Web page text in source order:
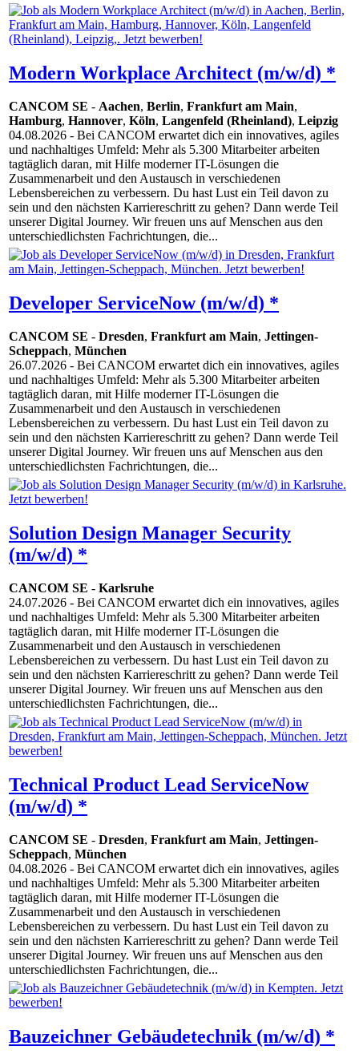
Modern Workplace Architect (m/w/d) *
CANCOM SE - Aachen, Berlin, Frankfurt am Main,
Hamburg, Hannover, Köln, Langenfeld (Rheinland), Leipzig
04.08.2026 - Bei CANCOM erwartet dich ein innovatives, agiles
und nachhaltiges Umfeld: Mehr als 5.300 Mitarbeiter arbeiten
tagtäglich daran, mit Hilfe moderner IT-Lösungen die
Zusammenarbeit und den Austausch in verschiedenen
Lebensbereichen zu verbessern. Du hast Lust ein Teil davon zu
sein und den nächsten Karriereschritt zu gehen? Dann werde Teil
unserer Digital Journey. Wir freuen uns auf Menschen aus den
unterschiedlichsten Fachrichtungen, die...
Developer ServiceNow (m/w/d) *
CANCOM SE - Dresden, Frankfurt am Main, Jettingen-
Scheppach, München
26.07.2026 - Bei CANCOM erwartet dich ein innovatives, agiles
und nachhaltiges Umfeld: Mehr als 5.300 Mitarbeiter arbeiten
tagtäglich daran, mit Hilfe moderner IT-Lösungen die
Zusammenarbeit und den Austausch in verschiedenen
Lebensbereichen zu verbessern. Du hast Lust ein Teil davon zu
sein und den nächsten Karriereschritt zu gehen? Dann werde Teil
unserer Digital Journey. Wir freuen uns auf Menschen aus den
unterschiedlichsten Fachrichtungen, die...
Solution Design Manager Security
(m/w/d) *
CANCOM SE - Karlsruhe
24.07.2026 - Bei CANCOM erwartet dich ein innovatives, agiles
und nachhaltiges Umfeld: Mehr als 5.300 Mitarbeiter arbeiten
tagtäglich daran, mit Hilfe moderner IT-Lösungen die
Zusammenarbeit und den Austausch in verschiedenen
Lebensbereichen zu verbessern. Du hast Lust ein Teil davon zu
sein und den nächsten Karriereschritt zu gehen? Dann werde Teil
unserer Digital Journey. Wir freuen uns auf Menschen aus den
unterschiedlichsten Fachrichtungen, die...
Technical Product Lead ServiceNow
(m/w/d) *
CANCOM SE - Dresden, Frankfurt am Main, Jettingen-
Scheppach, München
04.08.2026 - Bei CANCOM erwartet dich ein innovatives, agiles
und nachhaltiges Umfeld: Mehr als 5.300 Mitarbeiter arbeiten
tagtäglich daran, mit Hilfe moderner IT-Lösungen die
Zusammenarbeit und den Austausch in verschiedenen
Lebensbereichen zu verbessern. Du hast Lust ein Teil davon zu
sein und den nächsten Karriereschritt zu gehen? Dann werde Teil
unserer Digital Journey. Wir freuen uns auf Menschen aus den
unterschiedlichsten Fachrichtungen, die...
Bauzeichner Gebäudetechnik (m/w/d) *